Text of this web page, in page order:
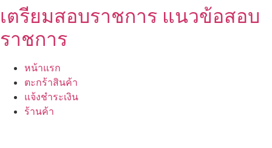
Skip
to
content
เตรียมสอบราชการ แนวข้อสอบ
ราชการ
หน้าแรก
ตะกร้าสินค้า
แจ้งชำระเงิน
ร้านค้า